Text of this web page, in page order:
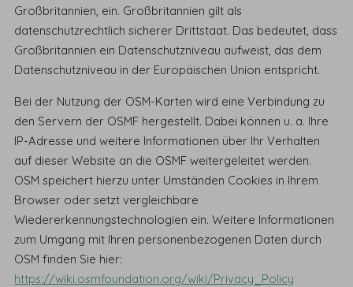
Großbritannien, ein. Großbritannien gilt als
datenschutzrechtlich sicherer Drittstaat. Das bedeutet, dass
Großbritannien ein Datenschutzniveau aufweist, das dem
Datenschutzniveau in der Europäischen Union entspricht.
Bei der Nutzung der OSM-Karten wird eine Verbindung zu
den Servern der OSMF hergestellt. Dabei können u. a. Ihre
IP-Adresse und weitere Informationen über Ihr Verhalten
auf dieser Website an die OSMF weitergeleitet werden.
OSM speichert hierzu unter Umständen Cookies in Ihrem
Browser oder setzt vergleichbare
Wiedererkennungstechnologien ein. Weitere Informationen
zum Umgang mit Ihren personenbezogenen Daten durch
OSM finden Sie hier:
https://wiki.osmfoundation.org/wiki/Privacy_Policy